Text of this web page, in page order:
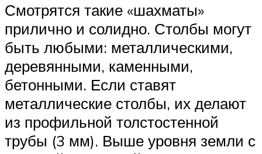
Смотрятся такие «шахматы»
прилично и солидно. Столбы могут
быть любыми: металлическими,
деревянными, каменными,
бетонными. Если ставят
металлические столбы, их делают
из профильной толстостенной
трубы (3 мм). Выше уровня земли с